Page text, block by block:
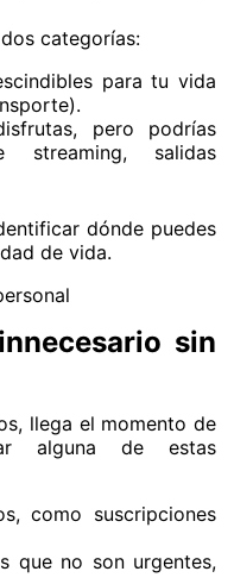
categorías:
para tu vida
pero podrías
streaming, salidas
dónde puedes
de vida.
sin
llega el momento de
alguna de estas
como suscripciones
que no son urgentes,